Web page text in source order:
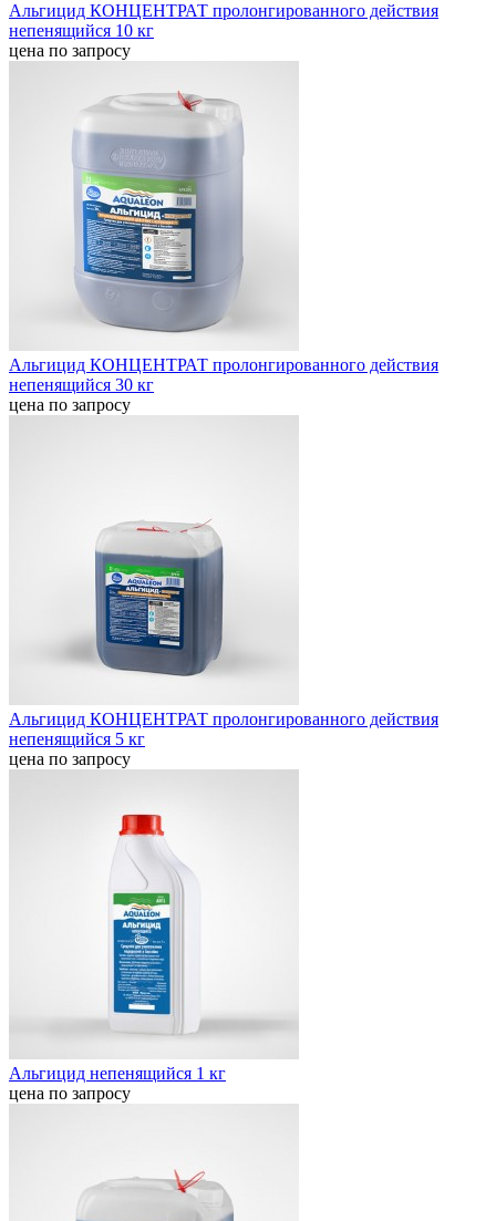
Альгицид КОНЦЕНТРАТ пролонгированного действия
непенящийся 10 кг
цена по запросу
Альгицид КОНЦЕНТРАТ пролонгированного действия
непенящийся 30 кг
цена по запросу
Альгицид КОНЦЕНТРАТ пролонгированного действия
непенящийся 5 кг
цена по запросу
Альгицид непенящийся 1 кг
цена по запросу